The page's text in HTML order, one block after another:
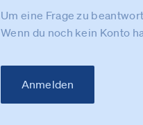
Um eine Frage zu
Wenn du noch kein Konto
Anmelden